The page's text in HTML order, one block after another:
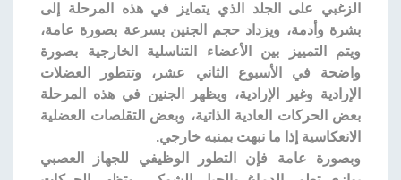
الزغبي على الجلد الذي يتمايز في هذه المرحلة إلى
بشرة وأدمة، ويزداد حجم الجنين بسرعة بصورة عامة،
ويتم التمييز بين الأعضاء التناسلية الخارجية بصورة
واضحة في الأسبوع الثاني عشر، وتتطور العضلات
الإرادية وغير الإرادية، ويظهر الجنين في هذه المرحلة
بعض الحركات العادية الذاتية، وبعض التقلصات العضلية
الانعكاسية إذا ما نبهت بمنبه خارجي.
وبصورة عامة فإن التطور الوظيفي للجهاز العصبي